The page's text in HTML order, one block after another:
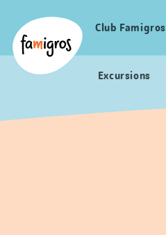
navigation
Logo
Navigation
Club Famigros
Excursions